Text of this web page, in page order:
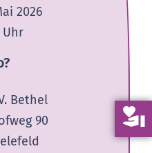
2026
Uhr
Bethel
90
volunteer_activism